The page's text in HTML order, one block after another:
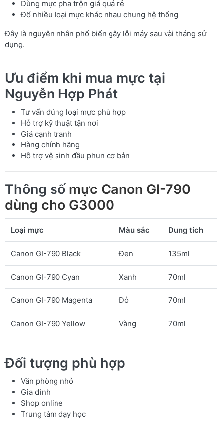
Dùng mực pha trộn giá quá rẻ
Đổ nhiều loại mực khác nhau chung hệ thống
Đây là nguyên nhân phổ biến gây lỗi máy sau vài tháng sử
dụng.
Ưu điểm khi mua mực tại
Nguyễn Hợp Phát
Tư vấn đúng loại mực phù hợp
Hỗ trợ kỹ thuật tận nơi
Giá cạnh tranh
Hàng chính hãng
Hỗ trợ vệ sinh đầu phun cơ bản
Thông số mực Canon GI-790
dùng cho G3000
Loại mực Màu sắc Dung tích
Canon GI-790 Black Đen 135ml
Canon GI-790 Cyan Xanh 70ml
Canon GI-790 Magenta Đỏ 70ml
Canon GI-790 Yellow Vàng 70ml
Đối tượng phù hợp
Văn phòng nhỏ
Gia đình
Shop online
Trung tâm dạy học